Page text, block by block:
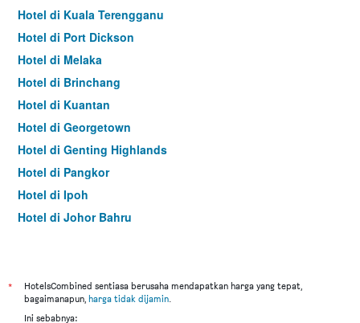
Hotel di Kuala Terengganu
Hotel di Port Dickson
Hotel di Melaka
Hotel di Brinchang
Hotel di Kuantan
Hotel di Georgetown
Hotel di Genting Highlands
Hotel di Pangkor
Hotel di Ipoh
Hotel di Johor Bahru
Hotel di Kuching
Hotel di Tokyo
*
HotelsCombined sentiasa berusaha mendapatkan harga yang tepat,
bagaimanapun, harga tidak dijamin.
Ini sebabnya: